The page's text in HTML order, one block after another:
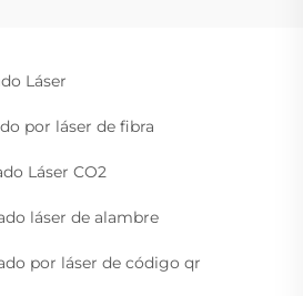
Láser
por láser de fibra
Láser CO2
láser de alambre
por láser de código qr